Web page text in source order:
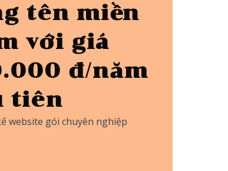
ký nhanh
hiệu của bạn trên internet
nhớ, dễ phát âm,
tên miền
với giá
đ/năm
tiên
website gói chuyên nghiệp